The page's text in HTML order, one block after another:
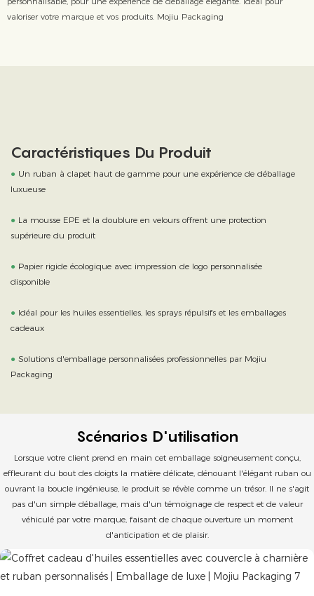
valoriser votre marque et vos produits. Mojiu Packaging
Caractéristiques Du Produit
● Un ruban à clapet haut de gamme pour une expérience de déballage
luxueuse
● La mousse EPE et la doublure en velours offrent une protection
supérieure du produit
● Papier rigide écologique avec impression de logo personnalisée
disponible
● Idéal pour les huiles essentielles, les sprays répulsifs et les emballages
cadeaux
● Solutions d'emballage personnalisées professionnelles par Mojiu
Packaging
Scénarios D'utilisation
Lorsque votre client prend en main cet emballage soigneusement conçu,
effleurant du bout des doigts la matière délicate, dénouant l'élégant ruban ou
ouvrant la boucle ingénieuse, le produit se révèle comme un trésor. Il ne s'agit
pas d'un simple déballage, mais d'un témoignage de respect et de valeur
véhiculé par votre marque, faisant de chaque ouverture un moment
d'anticipation et de plaisir.